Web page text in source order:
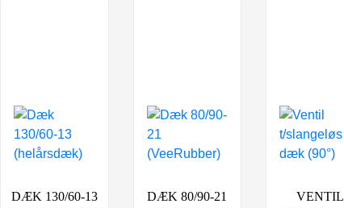
DÆK 130/60-13
DÆK 80/90-21
VENTIL